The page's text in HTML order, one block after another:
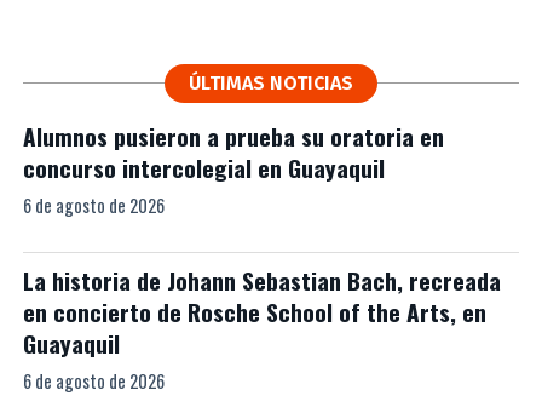
ÚLTIMAS NOTICIAS
Alumnos pusieron a prueba su oratoria en
concurso intercolegial en Guayaquil
6 de agosto de 2026
La historia de Johann Sebastian Bach, recreada
en concierto de Rosche School of the Arts, en
Guayaquil
6 de agosto de 2026